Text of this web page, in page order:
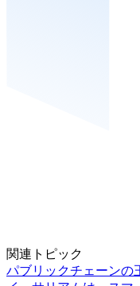
関連トピック
パブリックチェーンの